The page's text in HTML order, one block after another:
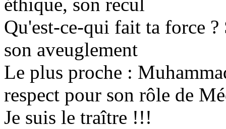
éthique, son recul
Qu'est-ce-qui fait ta force ?
son aveuglement
Le plus proche :
respect pour son rôle de
Je suis le traître !!!